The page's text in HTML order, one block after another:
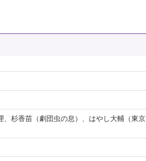
杉香苗（劇団虫の息）、はやし大輔（東京